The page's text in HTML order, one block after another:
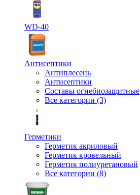
WD-40
Антисептики
Антиплесень
Антисептики
Составы огнебиозащитные
Все категории (3)
Герметики
Герметик акриловый
Герметик кровельный
Герметик полиуретановый
Все категории (8)